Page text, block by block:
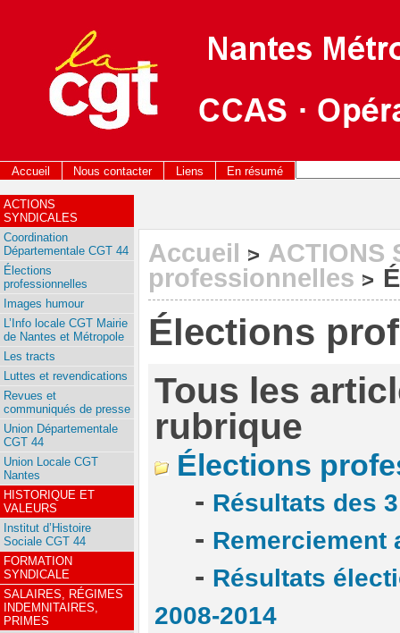
Accueil Nous contacter Liens En résumé
Accueil > ACTIONS
professionnelles >
Élections
Tous les
rubrique
Élections
- Résultats des
- Remerciement
- Résultats
2008-2014
ACTIONS
SYNDICALES
Coordination
Départementale CGT 44
Élections
professionnelles
Images humour
L’Info locale CGT Mairie
de Nantes et Métropole
Les tracts
Luttes et revendications
Revues et
communiqués de presse
Union Départementale
CGT 44
Union Locale CGT
Nantes
HISTORIQUE ET
VALEURS
Institut d’Histoire
Sociale CGT 44
FORMATION
SYNDICALE
SALAIRES, RÉGIMES
INDEMNITAIRES,
PRIMES